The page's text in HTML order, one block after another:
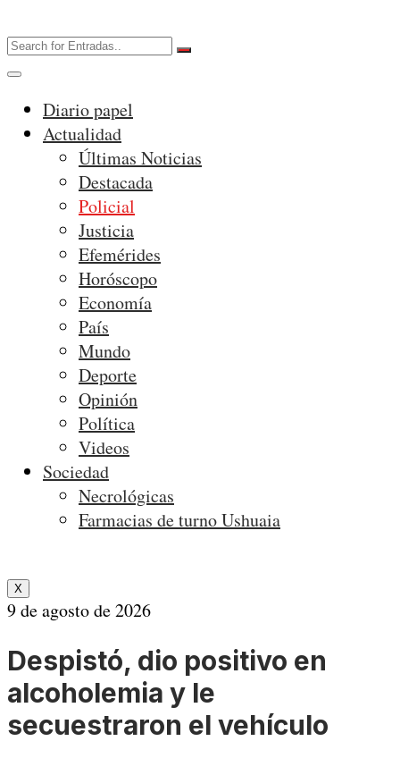
Diario papel
Actualidad
Últimas Noticias
Destacada
Policial
Justicia
Efemérides
Horóscopo
Economía
País
Mundo
Deporte
Opinión
Política
Videos
Sociedad
Necrológicas
Farmacias de turno Ushuaia
X
9 de agosto de 2026
Despistó, dio positivo en
alcoholemia y le
secuestraron el vehículo